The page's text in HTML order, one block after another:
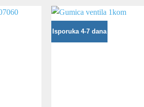
Isporuka 4-7 dana